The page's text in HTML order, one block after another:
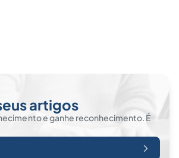
artigos
e ganhe reconhecimento. É